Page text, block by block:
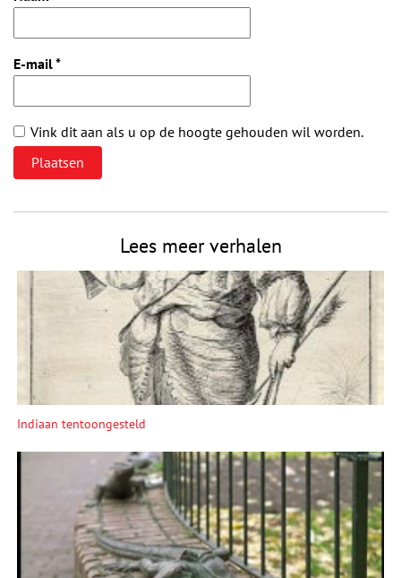
E-mail*
Vink dit aan als u op de hoogte gehouden wil worden.
Lees meer verhalen
Indiaan tentoongesteld